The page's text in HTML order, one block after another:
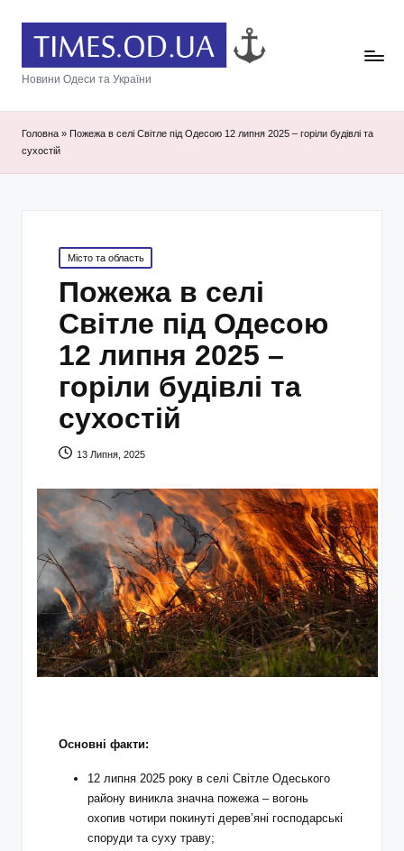
Новини Одеси та України
Головна » Пожежа в селі Світле під Одесою 12 липня 2025 – горіли будівлі та
сухостій
Posted
in
Місто та область
Пожежа в селі
Світле під Одесою
12 липня 2025 –
горіли будівлі та
сухостій
13 Липня, 2025
Основні факти:
12 липня 2025 року в селі Світле Одеського
району виникла значна пожежа – вогонь
охопив чотири покинуті дерев’яні господарські
споруди та суху траву;